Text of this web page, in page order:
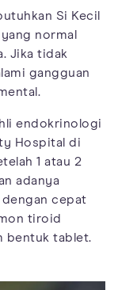
Si Kecil
yang normal
Jika tidak
gangguan
endokrinologi
Hospital di
1 atau 2
adanya
dengan cepat
tiroid
bentuk tablet.